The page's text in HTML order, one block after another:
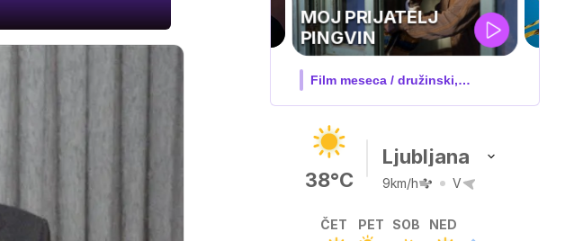
IQ 160
Nova hrvaška serija
38°C
Ljubljana
9km/h V
ČET PET SOB NED